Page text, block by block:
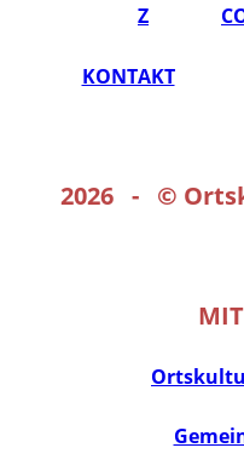
Z
KONTAKT
2026 - ©